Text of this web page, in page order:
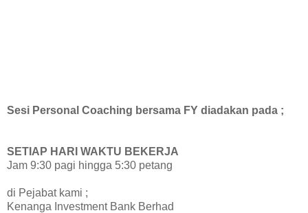
Sesi Personal Coaching bersama FY diadakan pada ;
SETIAP HARI WAKTU BEKERJA
Jam 9:30 pagi hingga 5:30 petang
di Pejabat kami ;
Kenanga Investment Bank Berhad